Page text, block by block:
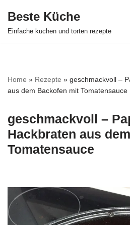
Zum
Beste Küche
Einfache kuchen und torten rezepte
Home » Rezepte » geschmackvoll –
aus dem Backofen mit Tomatensauce
geschmackvoll –
Hackbraten aus
Tomatensauce